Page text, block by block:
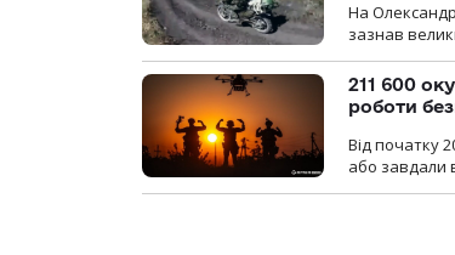
На
зазнав
211 600
роботи
Від початку
або завдали